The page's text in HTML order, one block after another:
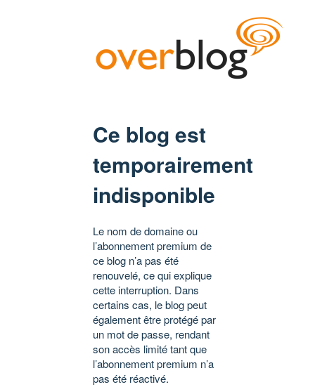
Ce blog est
temporairement
indisponible
Le nom de domaine ou
l’abonnement premium de
ce blog n’a pas été
renouvelé, ce qui explique
cette interruption. Dans
certains cas, le blog peut
également être protégé par
un mot de passe, rendant
son accès limité tant que
l’abonnement premium n’a
pas été réactivé.